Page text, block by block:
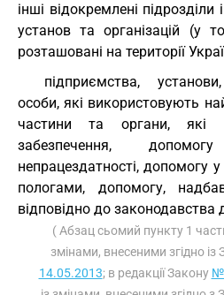
інші відокремлені
установ та організацій (у
розташовані на території
підприємства,
особи, які використовують
частини та органи, які
забезпечення,
непрацездатності, допомогу
пологами, допомогу,
відповідно до законодавства
( Абзац сьомий пункту 1
змінами, внесеними згідно
14.05.2013; в редакції Закону №